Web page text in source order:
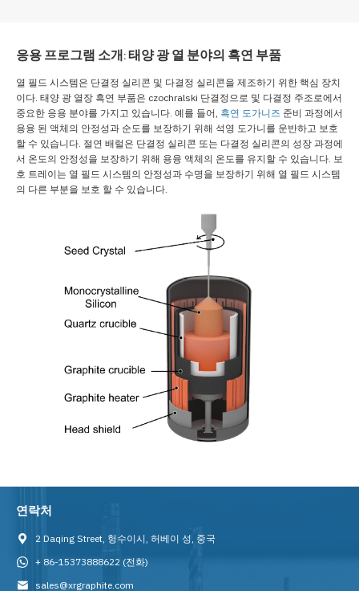
응용 프로그램 소개: 태양 광 열 분야의 흑연 부품
열 필드 시스템은 단결정 실리콘 및 다결정 실리콘을 제조하기 위한 핵심 장치
이다. 태양 광 열장 흑연 부품은 czochralski 단결정으로 및 다결정 주조로에서
중요한 응용 분야를 가지고 있습니다. 예를 들어, 흑연 도가니즈 준비 과정에서
용융 된 액체의 안정성과 순도를 보장하기 위해 석영 도가니를 운반하고 보호
할 수 있습니다. 절연 배럴은 단결정 실리콘 또는 다결정 실리콘의 성장 과정에
서 온도의 안정성을 보장하기 위해 용융 액체의 온도를 유지할 수 있습니다. 보
호 트레이는 열 필드 시스템의 안정성과 수명을 보장하기 위해 열 필드 시스템
의 다른 부분을 보호 할 수 있습니다.
연락처
2 Daqing Street, 헝수이시, 허베이 성, 중국
+ 86-15373888622 (전화)
sales@xrgraphite.com